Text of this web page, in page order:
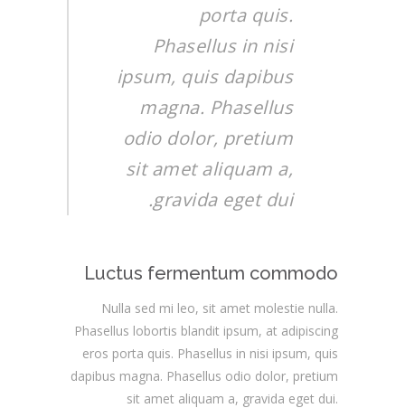
porta quis.
Phasellus in nisi
ipsum, quis dapibus
magna. Phasellus
odio dolor, pretium
sit amet aliquam a,
gravida eget dui.
Luctus fermentum commodo
Nulla sed mi leo, sit amet molestie nulla.
Phasellus lobortis blandit ipsum, at adipiscing
eros porta quis. Phasellus in nisi ipsum, quis
dapibus magna. Phasellus odio dolor, pretium
sit amet aliquam a, gravida eget dui.